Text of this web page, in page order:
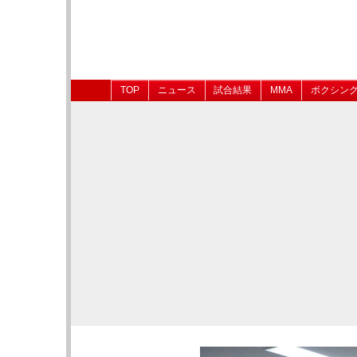
TOP ニュース 試合結果 MMA ボクシン